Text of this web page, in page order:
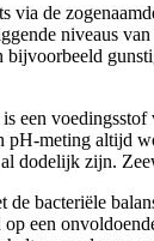
via de
niveaus
een
meting altijd
dodelijk zijn.
bacteriële
een